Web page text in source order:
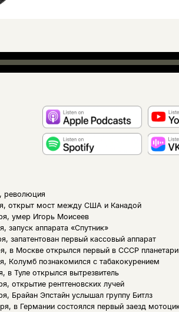
революция
открыт мост между США и Канадой
умер Игорь Моисеев
запуск аппарата «Спутник»
запатентован первый кассовый аппарат
в Москве открылся первый в СССР
Колумб познакомился с табакокурением
в Туле открылся вытрезвитель
открытие рентгеновских лучей
Брайан Эпстайн услышал группу Битлз
в Германии состоялся первый заезд